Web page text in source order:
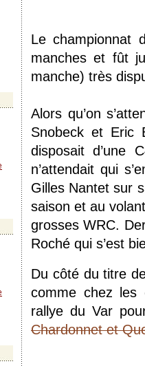
Le championnat
manches et fût
manche) très
Alors qu’on
Snobeck et Eric
disposait d’une
n’attendait qui
Gilles Nantet sur
saison et au
grosses WRC.
Roché qui s’est
Du côté du titre
comme chez les
rallye du Var
Chardonnet et